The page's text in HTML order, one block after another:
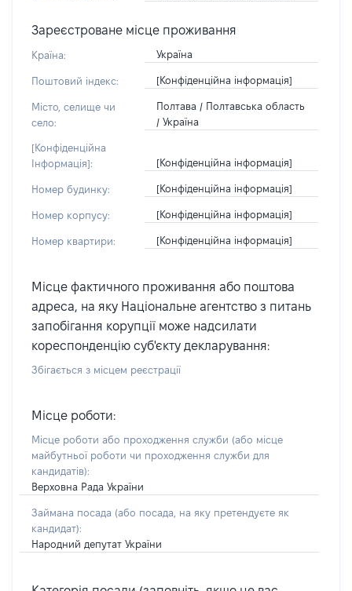
Зареєстроване місце проживання
Країна: Україна
Поштовий індекс: [Конфіденційна інформація]
Місто, селище чи
село:
Полтава / Полтавська область
/ Україна
[Конфіденційна
Інформація]:
[Конфіденційна інформація]
Номер будинку: [Конфіденційна інформація]
Номер корпусу: [Конфіденційна інформація]
Номер квартири: [Конфіденційна інформація]
Місце фактичного проживання або поштова
адреса, на яку Національне агентство з питань
запобігання корупції може надсилати
кореспонденцію суб'єкту декларування:
Збігається з місцем реєстрації
Місце роботи:
Місце роботи або проходження служби (або місце
майбутньої роботи чи проходження служби для
кандидатів):
Верховна Рада України
Займана посада (або посада, на яку претендуєте як
кандидат):
Народний депутат України